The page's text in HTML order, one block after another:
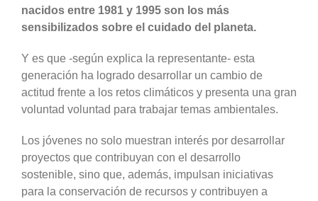
nacidos entre 1981 y 1995 son los más
sensibilizados sobre el cuidado del planeta.
Y es que -según explica la representante- esta
generación ha logrado desarrollar un cambio de
actitud frente a los retos climáticos y presenta una gran
voluntad voluntad para trabajar temas ambientales.
Los jóvenes no solo muestran interés por desarrollar
proyectos que contribuyan con el desarrollo
sostenible, sino que, además, impulsan iniciativas
para la conservación de recursos y contribuyen a